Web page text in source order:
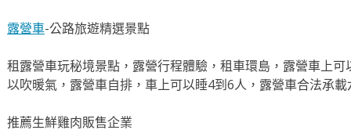
露營車-公路旅遊精選景點
租露營車玩秘境景點，露營行程體驗，租車環島，露營車上
以吹暖氣，露營車自排，車上可以睡4到6人，露營車合法承載
推薦生鮮雞肉販售企業